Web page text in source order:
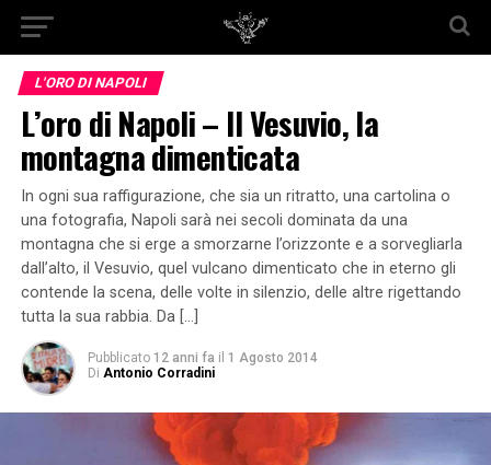
L'ORO DI NAPOLI
L’oro di Napoli – Il Vesuvio, la
montagna dimenticata
In ogni sua raffigurazione, che sia un ritratto, una cartolina o
una fotografia, Napoli sarà nei secoli dominata da una
montagna che si erge a smorzarne l’orizzonte e a sorvegliarla
dall’alto, il Vesuvio, quel vulcano dimenticato che in eterno gli
contende la scena, delle volte in silenzio, delle altre rigettando
tutta la sua rabbia. Da […]
Pubblicato 12 anni fa il 1 Agosto 2014
Di Antonio Corradini